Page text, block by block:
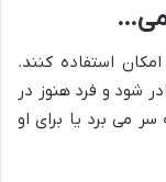
استفاده کنند.
شود و فرد هنوز در
می برد یا برای او